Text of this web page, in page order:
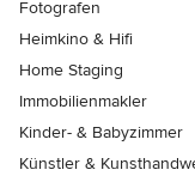
Fotografen
Heimkino & Hifi
Home Staging
Immobilienmakler
Kinder- & Babyzimmer
Künstler &